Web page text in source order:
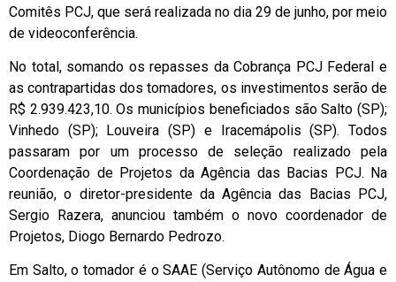
Comitês PCJ, que será realizada no dia 29 de junho, por meio
de videoconferência.
No total, somando os repasses da Cobrança PCJ Federal e
as contrapartidas dos tomadores, os investimentos serão de
R$ 2.939.423,10. Os municípios beneficiados são Salto (SP);
Vinhedo (SP); Louveira (SP) e Iracemápolis (SP). Todos
passaram por um processo de seleção realizado pela
Coordenação de Projetos da Agência das Bacias PCJ. Na
reunião, o diretor-presidente da Agência das Bacias PCJ,
Sergio Razera, anunciou também o novo coordenador de
Projetos, Diogo Bernardo Pedrozo.
Em Salto, o tomador é o SAAE (Serviço Autônomo de Água e